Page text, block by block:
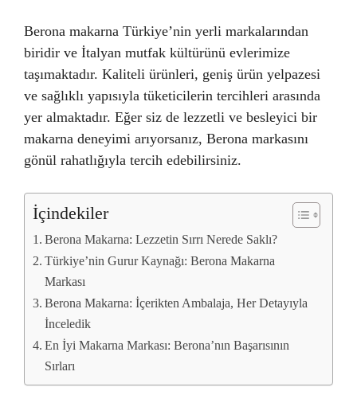
Berona makarna Türkiye’nin yerli markalarından
biridir ve İtalyan mutfak kültürünü evlerimize
taşımaktadır. Kaliteli ürünleri, geniş ürün yelpazesi
ve sağlıklı yapısıyla tüketicilerin tercihleri arasında
yer almaktadır. Eğer siz de lezzetli ve besleyici bir
makarna deneyimi arıyorsanız, Berona markasını
gönül rahatlığıyla tercih edebilirsiniz.
İçindekiler
Berona Makarna: Lezzetin Sırrı Nerede Saklı?
Türkiye’nin Gurur Kaynağı: Berona Makarna
Markası
Berona Makarna: İçerikten Ambalaja, Her Detayıyla
İnceledik
En İyi Makarna Markası: Berona’nın Başarısının
Sırları